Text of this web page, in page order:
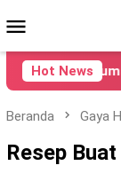
ke
Mobile
Hot News
Minuman
Beranda Gaya
Resep